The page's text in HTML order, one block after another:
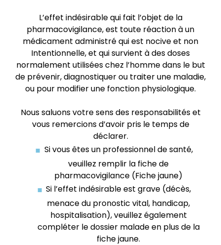
L’effet indésirable qui fait l’objet de la
pharmacovigilance, est toute réaction à un
médicament administré qui est nocive et non
Intentionnelle, et qui survient à des doses
normalement utilisées chez l’homme dans le but
de prévenir, diagnostiquer ou traiter une maladie,
ou pour modifier une fonction physiologique.
Nous saluons votre sens des responsabilités et
vous remercions d’avoir pris le temps de
déclarer.
Si vous êtes un professionnel de santé,
veuillez remplir la fiche de
pharmacovigilance (Fiche jaune)
Si l’effet indésirable est grave (décès,
menace du pronostic vital, handicap,
hospitalisation), veuillez également
compléter le dossier malade en plus de la
fiche jaune.